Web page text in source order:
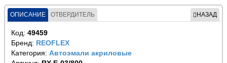
ОПИСАНИЕ ОТВЕРДИТЕЛЬ НАЗАД
Код: 49459
Бренд: REOFLEX
Категория: Автоэмали акриловые